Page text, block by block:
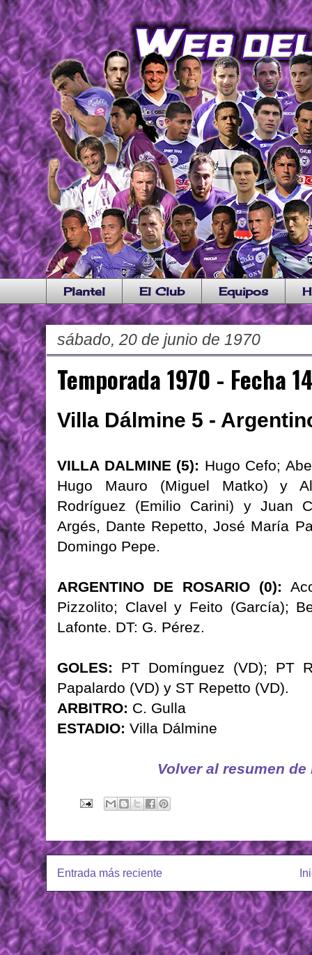
Plantel El Club Equipos
sábado, 20 de junio de 1970
Temporada 1970 - Fecha
Villa Dálmine 5 -
VILLA DALMINE (5): Hugo Cefo;
Hugo Mauro (Miguel Matko) y
Rodríguez (Emilio Carini) y Juan
Argés, Dante Repetto, José María
Domingo Pepe.
ARGENTINO DE ROSARIO (0):
Pizzolito; Clavel y Feito (García);
Lafonte. DT: G. Pérez.
GOLES: PT Domínguez (VD); PT
Papalardo (VD) y ST Repetto (VD).
ARBITRO: C. Gulla
ESTADIO: Villa Dálmine
Volver al resumen
Entrada más reciente